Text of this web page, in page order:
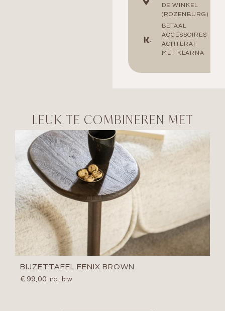
DE WINKEL
(ROZENBURG)
BETAAL
ACCESSOIRES
ACHTERAF
MET KLARNA
LEUK TE COMBINEREN MET
BIJZETTAFEL FENIX BROWN
€ 99,00 incl. btw